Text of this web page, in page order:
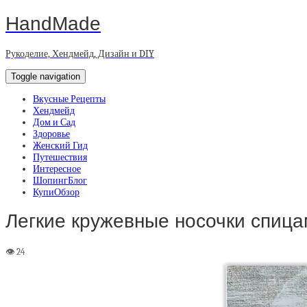
HandMade
Рукоделие, Хендмейд, Дизайн и DIY
Toggle navigation
Вкусные Рецепты
Хендмейд
Дом и Сад
Здоровье
Женский Гид
Путешествия
Интересное
ШопингБлог
КупиОбзор
Легкие кружевные носочки